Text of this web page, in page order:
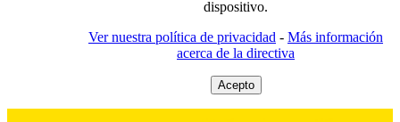
dispositivo.
Ver nuestra política de privacidad - Más información
acerca de la directiva
Acepto